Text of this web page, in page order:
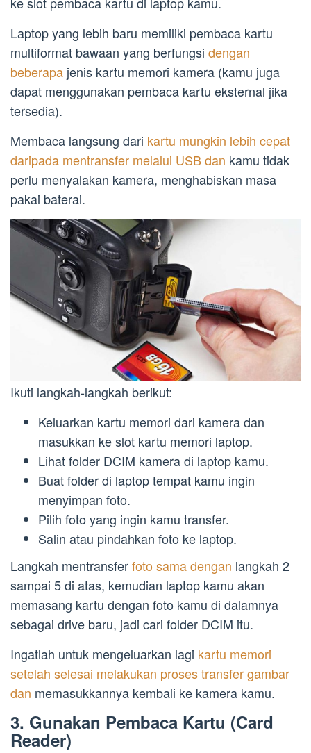
Laptop yang lebih baru memiliki pembaca kartu
multiformat bawaan yang berfungsi dengan
beberapa jenis kartu memori kamera (kamu juga
dapat menggunakan pembaca kartu eksternal jika
tersedia).
Membaca langsung dari kartu mungkin lebih cepat
daripada mentransfer melalui USB dan kamu tidak
perlu menyalakan kamera, menghabiskan masa
pakai baterai.
Ikuti langkah-langkah berikut:
Keluarkan kartu memori dari kamera dan
masukkan ke slot kartu memori laptop.
Lihat folder DCIM kamera di laptop kamu.
Buat folder di laptop tempat kamu ingin
menyimpan foto.
Pilih foto yang ingin kamu transfer.
Salin atau pindahkan foto ke laptop.
Langkah mentransferfoto sama dengan langkah 2
sampai 5 di atas, kemudian laptop kamu akan
memasang kartu dengan foto kamu di dalamnya
sebagai drive baru, jadi cari folder DCIM itu.
Ingatlah untuk mengeluarkan lagi kartu memori
setelah selesai melakukan proses transfer gambar
dan memasukkannya kembali ke kamera kamu.
3. Gunakan Pembaca Kartu (Card
Reader)